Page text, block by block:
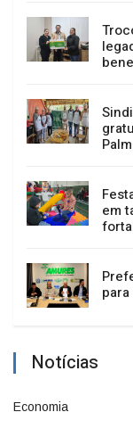
em
para
Notícias
Economia